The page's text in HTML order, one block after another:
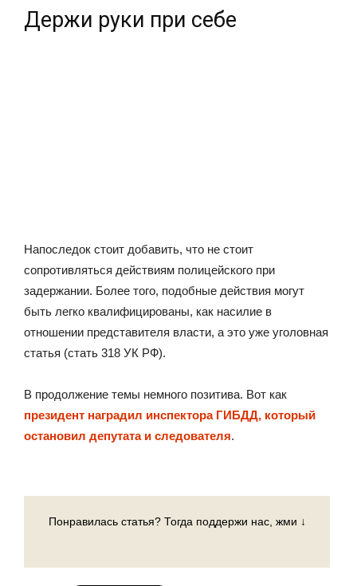
Держи руки при себе
Напоследок стоит добавить, что не стоит
сопротивляться действиям полицейского при
задержании. Более того, подобные действия могут
быть легко квалифицированы, как насилие в
отношении представителя власти, а это уже уголовная
статья (стать 318 УК РФ).
В продолжение темы немного позитива. Вот как
президент наградил инспектора ГИБДД, который
остановил депутата и следователя.
Понравилась статья? Тогда поддержи нас, жми ↓